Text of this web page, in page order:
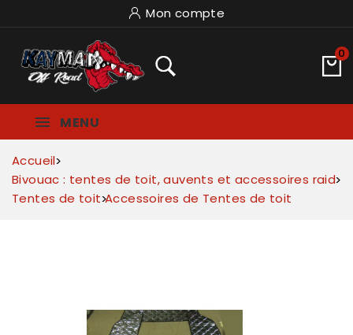
Mon compte
0
MENU
Accueil
Bivouac : tentes de toit, auvents et accessoires raid
Tentes de toit Accessoires de Tentes de toit